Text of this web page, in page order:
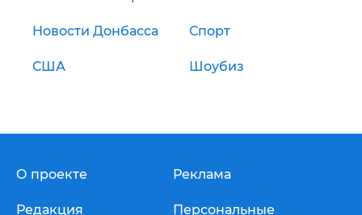
Новости Донбасса Спорт
США Шоубиз
О проекте
Редакция
Реклама
Персональные